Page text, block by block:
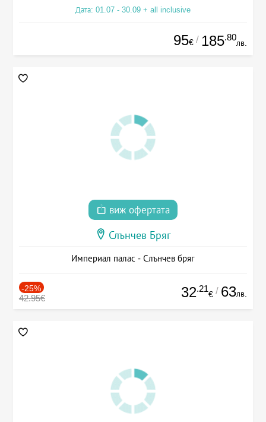
Дата: 01.07 - 30.09 + all inclusive
95€ / 185.80
лв.
виж офертата
Слънчев Бряг
Империал палас - Слънчев бряг
-25%
42.95€ 32.21
€ / 63лв.